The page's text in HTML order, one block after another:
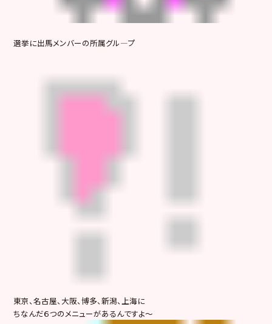
選挙に出馬メンバーの所属グル―プ
東京、名古屋、大阪、博多、新潟、上海に
ちなんだ６つのメニューがあるんですよ～